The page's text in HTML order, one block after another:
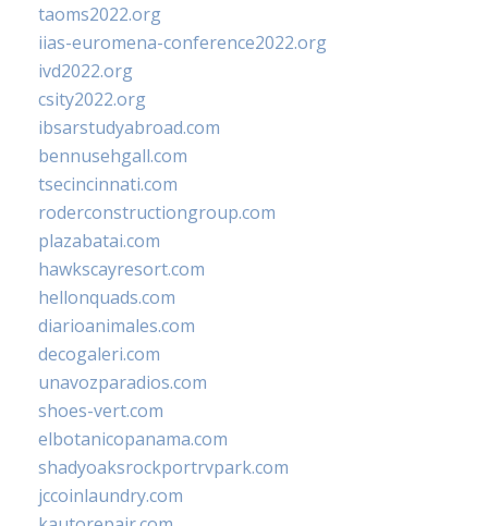
taoms2022.org
iias-euromena-conference2022.org
ivd2022.org
csity2022.org
ibsarstudyabroad.com
bennusehgall.com
tsecincinnati.com
roderconstructiongroup.com
plazabatai.com
hawkscayresort.com
hellonquads.com
diarioanimales.com
decogaleri.com
unavozparadios.com
shoes-vert.com
elbotanicopanama.com
shadyoaksrockportrvpark.com
jccoinlaundry.com